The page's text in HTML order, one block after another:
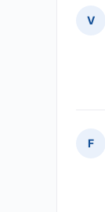
V
F